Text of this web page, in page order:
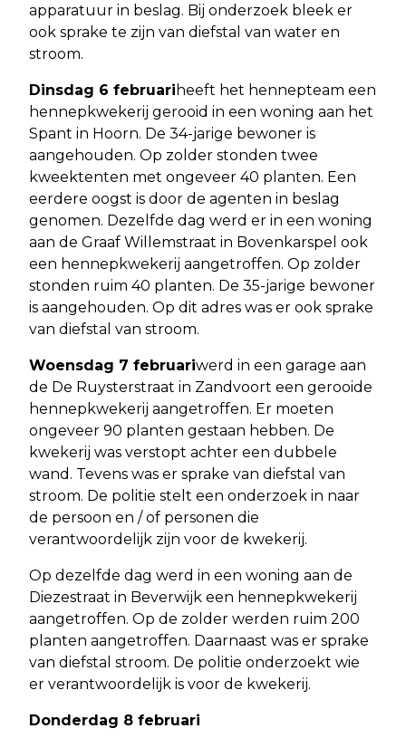
apparatuur in beslag. Bij onderzoek bleek er
ook sprake te zijn van diefstal van water en
stroom.
Dinsdag 6 februari heeft het hennepteam een
hennepkwekerij gerooid in een woning aan het
Spant in Hoorn. De 34-jarige bewoner is
aangehouden. Op zolder stonden twee
kweektenten met ongeveer 40 planten. Een
eerdere oogst is door de agenten in beslag
genomen. Dezelfde dag werd er in een woning
aan de Graaf Willemstraat in Bovenkarspel ook
een hennepkwekerij aangetroffen. Op zolder
stonden ruim 40 planten. De 35-jarige bewoner
is aangehouden. Op dit adres was er ook sprake
van diefstal van stroom.
Woensdag 7 februariwerd in een garage aan
de De Ruysterstraat in Zandvoort een gerooide
hennepkwekerij aangetroffen. Er moeten
ongeveer 90 planten gestaan hebben. De
kwekerij was verstopt achter een dubbele
wand. Tevens was er sprake van diefstal van
stroom. De politie stelt een onderzoek in naar
de persoon en / of personen die
verantwoordelijk zijn voor de kwekerij.
Op dezelfde dag werd in een woning aan de
Diezestraat in Beverwijk een hennepkwekerij
aangetroffen. Op de zolder werden ruim 200
planten aangetroffen. Daarnaast was er sprake
van diefstal stroom. De politie onderzoekt wie
er verantwoordelijk is voor de kwekerij.
Donderdag 8 februari